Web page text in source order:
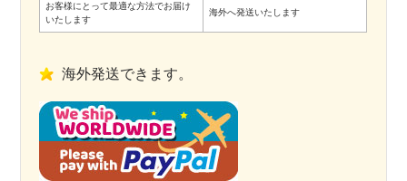
お客様にとって最適な方法でお届け
いたします
海外へ発送いたします
海外発送できます。